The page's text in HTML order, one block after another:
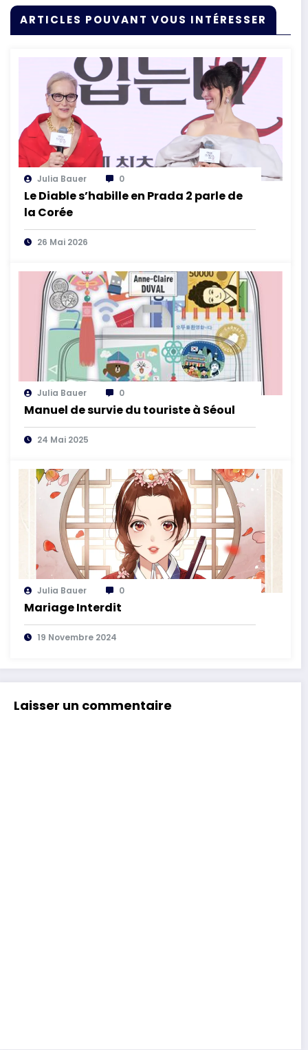
ARTICLES POUVANT VOUS INTÉRESSER
Julia Bauer 0
Le Diable s’habille en Prada 2 parle de
la Corée
26 Mai 2026
Julia Bauer 0
Manuel de survie du touriste à Séoul
24 Mai 2025
Julia Bauer 0
Mariage Interdit
19 Novembre 2024
Laisser un commentaire